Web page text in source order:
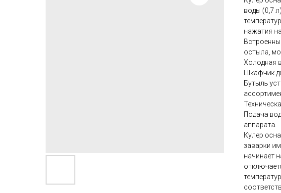
воды (0,7
нажатия
остыла,
Холодная
Шкафчик
Бутыль
Подача
аппарата.
Кулер
заварки
начинает